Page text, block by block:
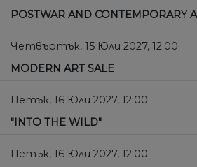
POSTWAR AND CONTEMPORARY
Четвъртък, 15 Юли 2027, 12:00
MODERN ART SALE
Петък, 16 Юли 2027, 12:00
"INTO THE WILD"
Петък, 16 Юли 2027, 12:00